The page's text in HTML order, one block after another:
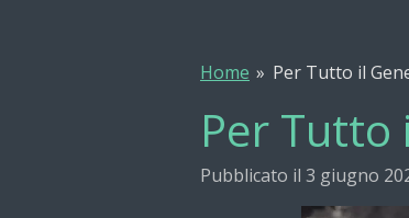
Home » Per Tutto il
Per Tutto
Pubblicato il 3 giugno